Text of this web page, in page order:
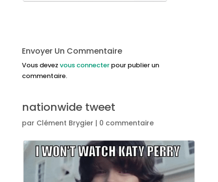
Envoyer Un Commentaire
Vous devez vous connecterpour publier un
commentaire.
nationwide tweet
par Clément Brygier | 0 commentaire